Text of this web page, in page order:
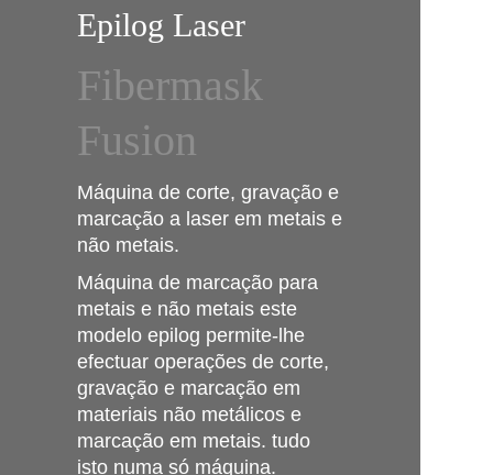
Epilog Laser
Fibermask
Fusion
Máquina de corte, gravação e
marcação a laser em metais e
não metais.
Máquina de marcação para
metais e não metais este
modelo epilog permite-lhe
efectuar operações de corte,
gravação e marcação em
materiais não metálicos e
marcação em metais. tudo
isto numa só máquina.